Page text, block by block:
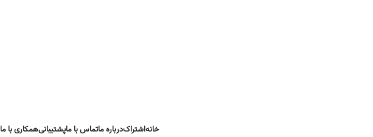
خانهاشتراکدرباره ماتماس با ماپشتیبانیهمکاری با ما